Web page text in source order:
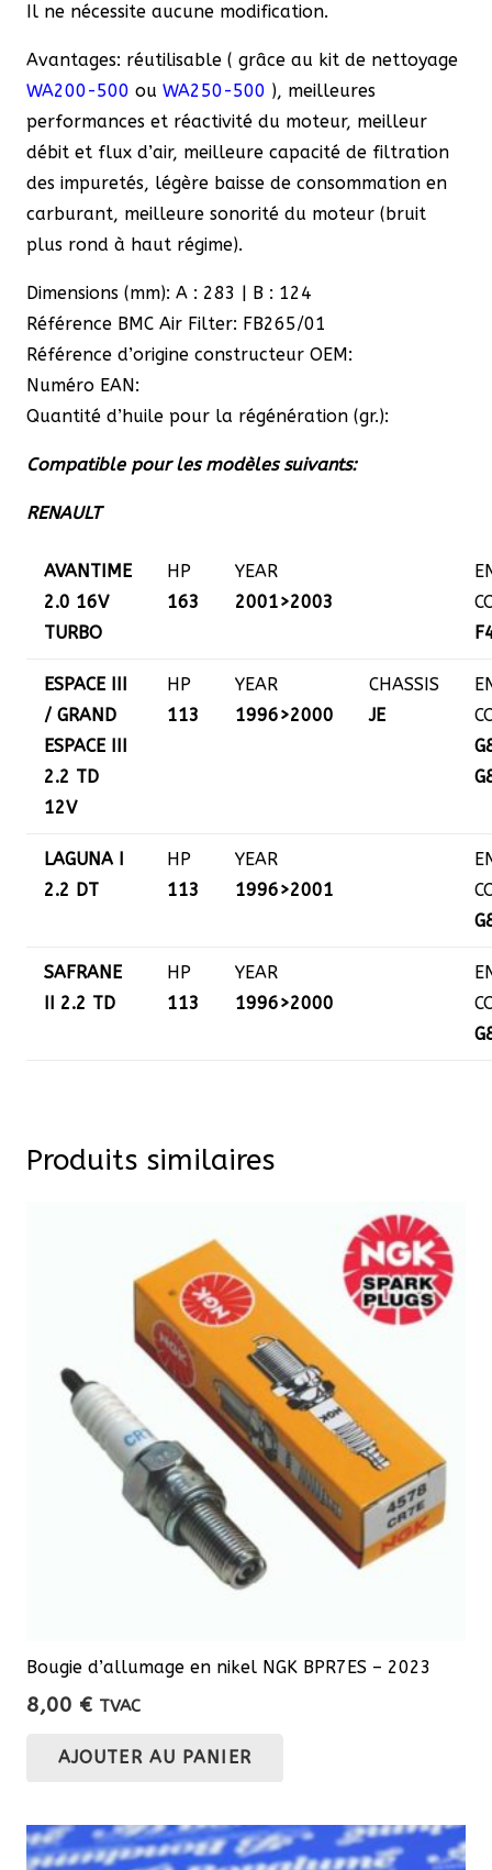
Safrane
2
Il ne nécessite aucune modification.
Avantages: réutilisable ( grâce au kit de nettoyage
WA200-500 ou WA250-500 ), meilleures
performances et réactivité du moteur, meilleur
débit et flux d’air, meilleure capacité de filtration
des impuretés, légère baisse de consommation en
carburant, meilleure sonorité du moteur (bruit
plus rond à haut régime).
Dimensions (mm): A : 283 | B : 124
Référence BMC Air Filter: FB265/01
Référence d’origine constructeur OEM:
Numéro EAN:
Quantité d’huile pour la régénération (gr.):
Compatible pour les modèles suivants:
RENAULT
AVANTIME
2.0 16V
TURBO
HP
163
YEAR
2001>2003
ESPACE III
/ GRAND
ESPACE III
2.2 TD
12V
HP
113
YEAR
1996>2000
CHASSIS
JE
LAGUNA I
2.2 DT
HP
113
YEAR
1996>2001
SAFRANE
II 2.2 TD
HP
113
YEAR
1996>2000
Produits similaires
Bougie d’allumage en nikel NGK BPR7ES – 2023
8,00 € TVAC
AJOUTER AU PANIER